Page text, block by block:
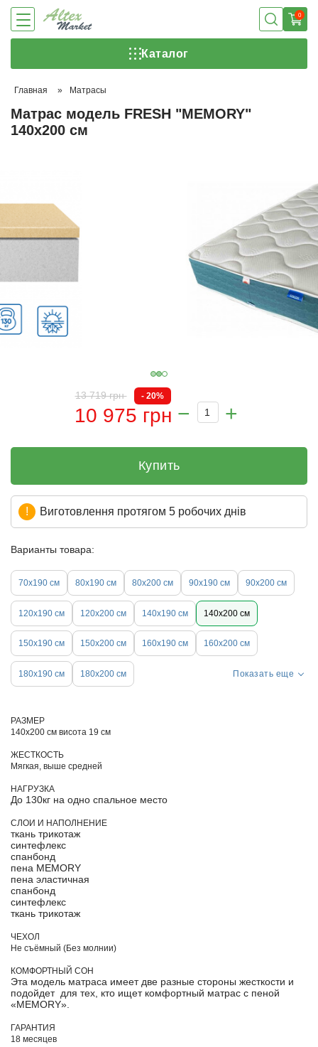
0
Каталог
Главная » Матрасы
Матрас модель FRESH "MEMORY"
140х200 см
13 719 грн - 20%
10 975 грн
Купить
Виготовлення протягом 5 робочих днів
Варианты товара:
70х190 см 80х190 см 80х200 см 90х190 см 90х200 см
120х190 см 120х200 см 140х190 см 140х200 см
150х190 см 150х200 см 160х190 см 160х200 см
180х190 см 180х200 см Показать еще
РАЗМЕР
140х200 см висота 19 см
ЖЕСТКОСТЬ
Мягкая, выше средней
НАГРУЗКА
До 130кг на одно спальное место
СЛОИ И НАПОЛНЕНИЕ
ткань трикотаж
синтефлекс
спанбонд
пена MEMORY
пена эластичная
спанбонд
синтефлекс
ткань трикотаж
ЧЕХОЛ
Не съёмный (Без молнии)
КОМФОРТНЫЙ СОН
Эта модель матраса имеет две разные стороны жесткости и
подойдет для тех, кто ищет комфортный матрас с пеной
«MEMORY».
ГАРАНТИЯ
18 месяцев